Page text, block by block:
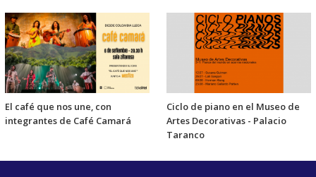
El café que nos une, con
integrantes de Café Camará
Ciclo de piano en el Museo de
Artes Decorativas - Palacio
Taranco